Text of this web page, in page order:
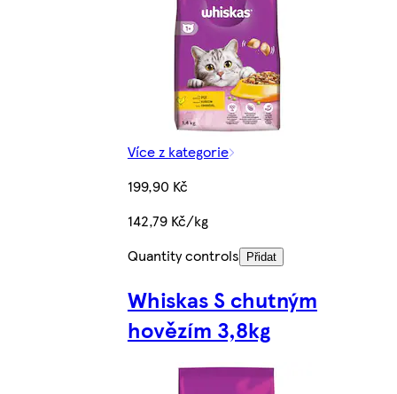
Více z kategorie
199,90 Kč
142,79 Kč/kg
Quantity controls
Přidat
Whiskas S chutným
hovězím 3,8kg